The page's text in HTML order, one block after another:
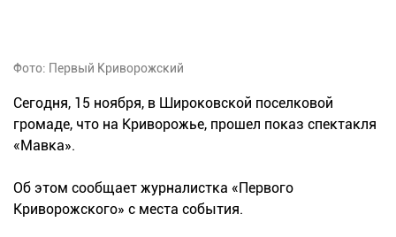
Фото: Первый Криворожский
Сегодня, 15 ноября, в Широковской поселковой
громаде, что на Криворожье, прошел показ спектакля
«Мавка».
Об этом сообщает журналистка «Первого
Криворожского» с места события.